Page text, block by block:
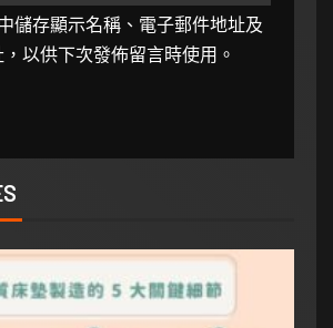
儲存顯示名稱、電子郵件地址及
以供下次發佈留言時使用。